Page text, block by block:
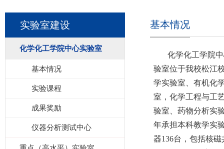
实验室建设
化学化工学院中心实验室
基本情况
实验课程
成果奖励
仪器分析测试中心
基本情况
化学化工学院
验室位于我校松江
学实验室、有机化
室，化学工程与工
验室、药物分析实
年承担本科教学实
器136台，包括核